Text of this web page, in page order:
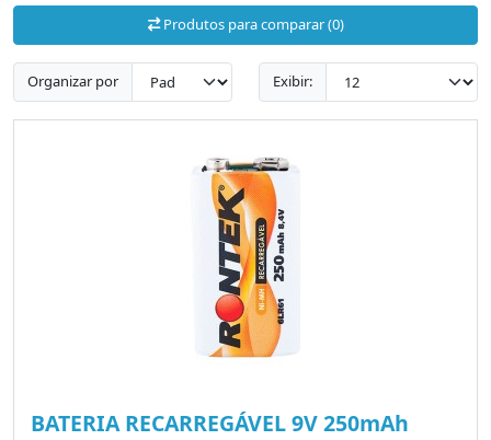
Produtos para comparar (0)
Organizar por Exibir:
BATERIA RECARREGÁVEL 9V 250mAh